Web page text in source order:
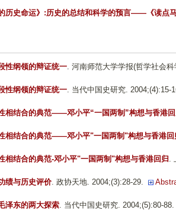
历史命运》:历史的总结和科学的预言——《读点
性纲领的辩证统一. 河南师范大学学报(哲学社会
性纲领的辩证统一. 当代中国史研究. 2004;(4):15-
相结合的典范——邓小平“一国两制”构想与香港
相结合的典范——邓小平"一国两制"构想与香港回
相结合的典范-邓小平"一国两制"构想与香港回归 .
绩与历史评价. 政协天地. 2004;(3):28-29.
泽东的两大探索. 当代中国史研究. 2004;(5):80-88.